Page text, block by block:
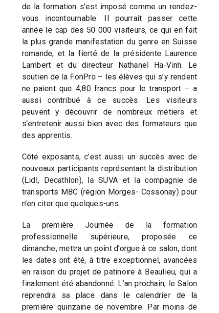
de la formation s’est imposé comme un rendez-
vous incontournable. Il pourrait passer cette
année le cap des 50 000 visiteurs, ce qui en fait
la plus grande manifestation du genre en Suisse
romande, et la fierté de la présidente Laurence
Lambert et du directeur Nathanel Ha-Vinh. Le
soutien de la FonPro – les élèves qui s’y rendent
ne paient que 4,80 francs pour le transport – a
aussi contribué à ce succès. Les visiteurs
peuvent y découvrir de nombreux métiers et
s’entretenir aussi bien avec des formateurs que
des apprentis.
Côté exposants, c’est aussi un succès avec de
nouveaux participants représentant la distribution
(Lidl, Decathlon), la SUVA et la compagnie de
transports MBC (région Morges- Cossonay) pour
n’en citer que quelques-uns.
La première Journée de la formation
professionnelle supérieure, proposée ce
dimanche, mettra un point d’orgue à ce salon, dont
les dates ont été, à titre exceptionnel, avancées
en raison du projet de patinoire à Beaulieu, qui a
finalement été abandonné. L’an prochain, le Salon
reprendra sa place dans le calendrier de la
première quinzaine de novembre. Par moins de